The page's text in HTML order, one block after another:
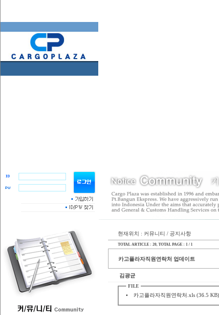
현재위치 : 커뮤니티 / 공지사항
TOTAL ARTICLE : 20 , TOTAL PAGE : 1 / 1
카고플라자직원연락처 업데이트
김광균
FILE
카고플라자직원연락처.xls (36.5 KB)